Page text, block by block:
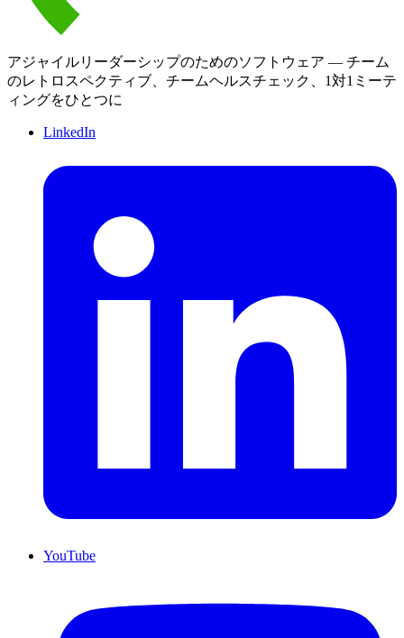
アジャイルリーダーシップのためのソフトウェア — チーム
のレトロスペクティブ、チームヘルスチェック、1対1ミーテ
ィングをひとつに
LinkedIn
YouTube